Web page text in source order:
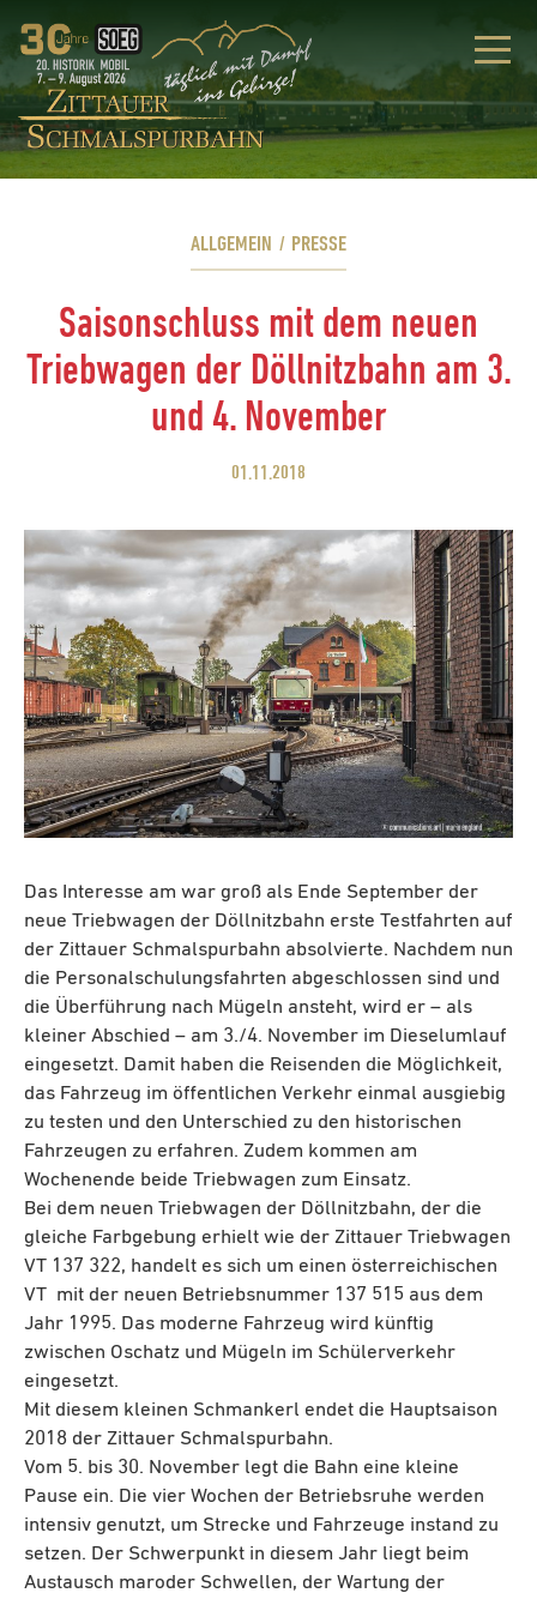
ALLGEMEIN / PRESSE
Saisonschluss mit dem neuen
Triebwagen der Döllnitzbahn am 3.
und 4. November
01.11.2018
Das Interesse am war groß als Ende September der
neue Triebwagen der Döllnitzbahn erste Testfahrten auf
der Zittauer Schmalspurbahn absolvierte. Nachdem nun
die Personalschulungsfahrten abgeschlossen sind und
die Überführung nach Mügeln ansteht, wird er – als
kleiner Abschied – am 3./4. November im Dieselumlauf
eingesetzt. Damit haben die Reisenden die Möglichkeit,
das Fahrzeug im öffentlichen Verkehr einmal ausgiebig
zu testen und den Unterschied zu den historischen
Fahrzeugen zu erfahren. Zudem kommen am
Wochenende beide Triebwagen zum Einsatz.
Bei dem neuen Triebwagen der Döllnitzbahn, der die
gleiche Farbgebung erhielt wie der Zittauer Triebwagen
VT 137 322, handelt es sich um einen österreichischen
VT mit der neuen Betriebsnummer 137 515 aus dem
Jahr 1995. Das moderne Fahrzeug wird künftig
zwischen Oschatz und Mügeln im Schülerverkehr
eingesetzt.
Mit diesem kleinen Schmankerl endet die Hauptsaison
2018 der Zittauer Schmalspurbahn.
Vom 5. bis 30. November legt die Bahn eine kleine
Pause ein. Die vier Wochen der Betriebsruhe werden
intensiv genutzt, um Strecke und Fahrzeuge instand zu
setzen. Der Schwerpunkt in diesem Jahr liegt beim
Austausch maroder Schwellen, der Wartung der